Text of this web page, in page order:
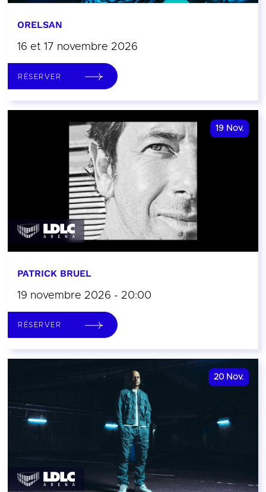
ORELSAN
16 et 17 novembre 2026
RÉSERVER
19 Nov.
PATRICK BRUEL
19 novembre 2026 - 20:00
RÉSERVER
20 Nov.